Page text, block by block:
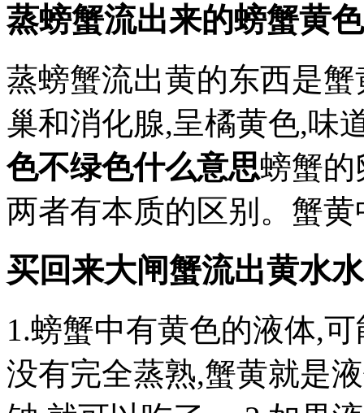
蒸螃蟹流出来的螃蟹黄
蒸螃蟹流出黄的东西是
巢和消化腺,呈橘黄色,味
色不绿色什么意思螃蟹
两者有本质的区别。蟹
买回来大闸蟹流出黄水
1.螃蟹中有黄色的液体,
没有完全蒸熟,蟹黄就是